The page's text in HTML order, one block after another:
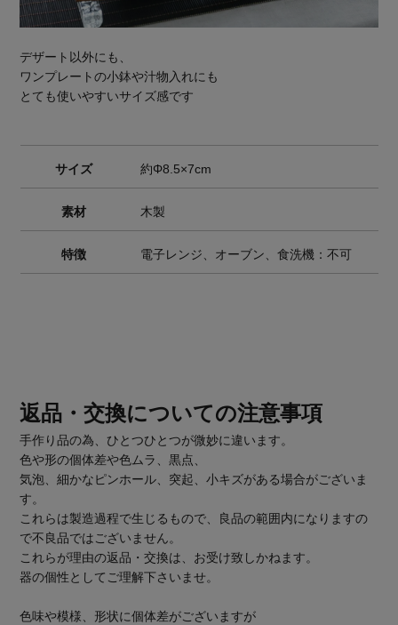
デザート以外にも、
ワンプレートの小鉢や汁物入れにも
とても使いやすいサイズ感です
サイズ 約Φ8.5×7cm
素材 木製
特徴 電子レンジ、オーブン、食洗機：不可
返品・交換についての注意事項
手作り品の為、ひとつひとつが微妙に違います。
色や形の個体差や色ムラ、黒点、
気泡、細かなピンホール、突起、小キズがある場合がございま
す。
これらは製造過程で生じるもので、良品の範囲内になりますの
で不良品ではございません。
これらが理由の返品・交換は、お受け致しかねます。
器の個性としてご理解下さいませ。
色味や模様、形状に個体差がございますが